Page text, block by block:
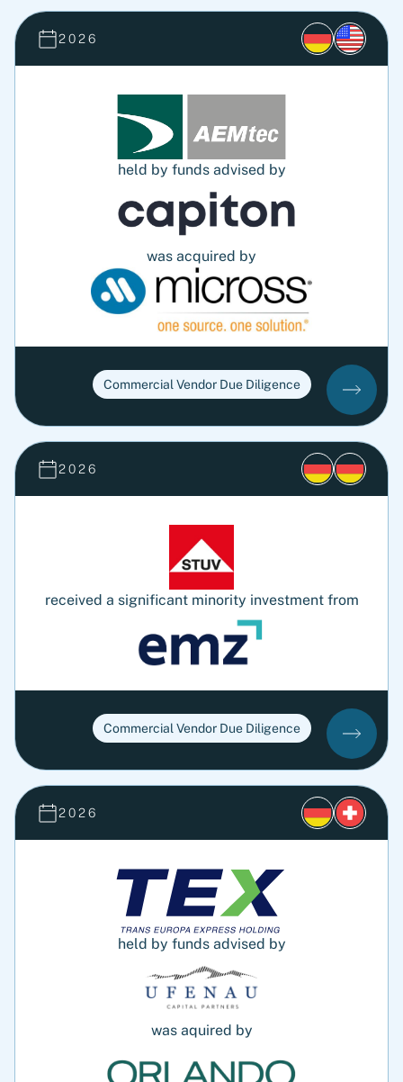
2026
held by funds advised by
was acquired by
Commercial Vendor Due Diligence
2026
received a significant minority investment from
Commercial Vendor Due Diligence
2026
held by funds advised by
was aquired by